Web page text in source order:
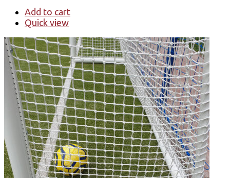
Add to cart
Quick view